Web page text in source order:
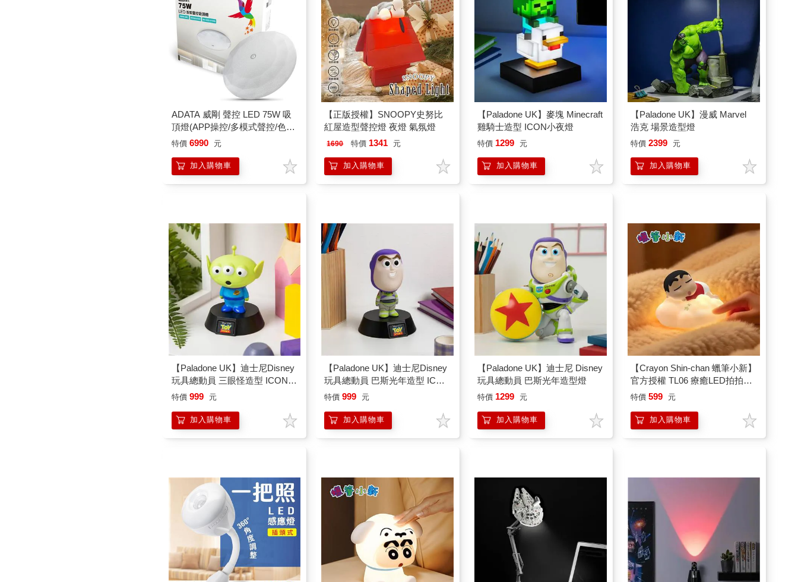
ADATA 威剛 聲控 LED 75W 吸
頂燈(APP操控/多模式聲控/色溫
可調)鑽石版
特價 6990 元
加入購物車
【正版授權】SNOOPY史努比
紅屋造型聲控燈 夜燈 氣氛燈
1690 特價 1341 元
加入購物車
【Paladone UK】麥塊 Minecraft
雞騎士造型 ICON小夜燈
特價 1299 元
加入購物車
【Paladone UK】漫威 Marvel
浩克 場景造型燈
特價 2399 元
加入購物車
【Paladone UK】迪士尼Disney
玩具總動員 三眼怪造型 ICON小
夜燈
特價 999 元
加入購物車
【Paladone UK】迪士尼Disney
玩具總動員 巴斯光年造型 ICON
小夜燈
特價 999 元
加入購物車
【Paladone UK】迪士尼 Disney
玩具總動員 巴斯光年造型燈
特價 1299 元
加入購物車
【Crayon Shin-chan 蠟筆小新】
官方授權 TL06 療癒LED拍拍燈-
蠟筆小新
特價 599 元
加入購物車